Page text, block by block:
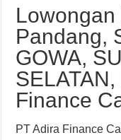
Pandang,
GOWA,
Finance
PT Adira Finance